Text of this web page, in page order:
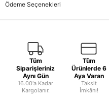
Ödeme Seçenekleri
Tüm
Siparişleriniz
Aynı Gün
16.00'a Kadar
Kargolanır.
Tüm
Ürünlerde 6
Aya Varan
Taksit
İmkânı!